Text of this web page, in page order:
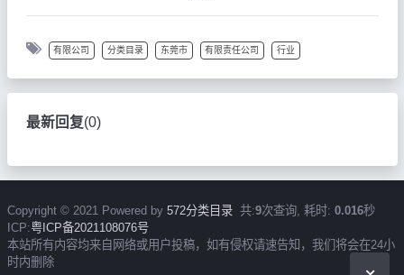
有限公司 分类目录 东莞市 有限责任公司 行业
最新回复(0)
Copyright © 2021 Powered by 572分类目录共:9次查询, 耗时: 0.016秒
ICP:粤ICP备2021108076号
本站所有内容均来自网络或用户投稿，如有侵权请速告知，我们将会在24小
时内删除